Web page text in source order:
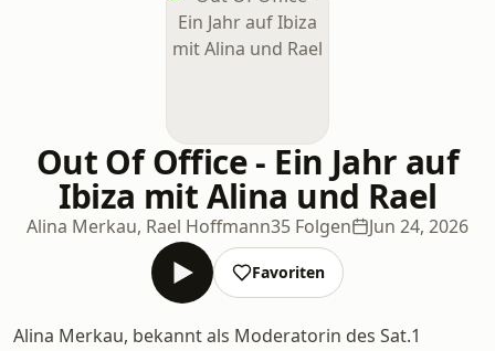
Out Of Office - Ein Jahr auf
Ibiza mit Alina und Rael
Alina Merkau, Rael Hoffmann35 Folgen Jun 24, 2026
Favoriten
Alina Merkau, bekannt als Moderatorin des Sat.1